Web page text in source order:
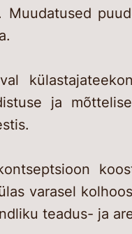
ja
varasel
teadus- ja